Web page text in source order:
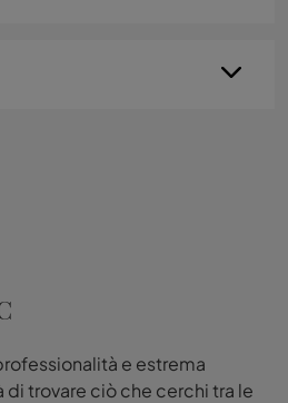
e estrema
di trovare ciò che cerchi tra le